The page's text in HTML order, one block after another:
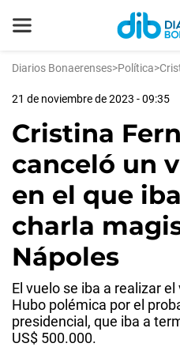
Diarios Bonaerenses>Política>
21 de noviembre de 2023 - 09:35
Cristina
canceló un
en el que
charla
Nápoles
El vuelo se iba a realizar
Hubo polémica por el
presidencial, que iba a
US$ 500.000.